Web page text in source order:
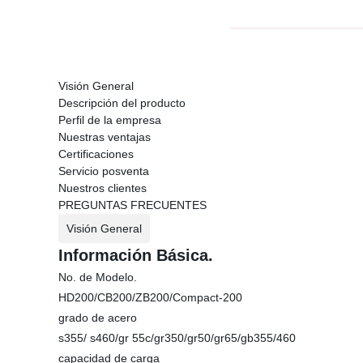
Visión General
Descripción del producto
Perfil de la empresa
Nuestras ventajas
Certificaciones
Servicio posventa
Nuestros clientes
PREGUNTAS FRECUENTES
Visión General
Información Básica.
No. de Modelo.
HD200/CB200/ZB200/Compact-200
grado de acero
s355/ s460/gr 55c/gr350/gr50/gr65/gb355/460
capacidad de carga